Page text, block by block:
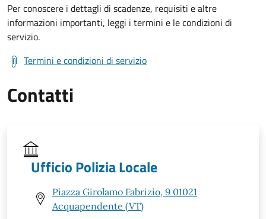
Per conoscere i dettagli di scadenze, requisiti e altre
informazioni importanti, leggi i termini e le condizioni di
servizio.
Termini e condizioni di servizio
Contatti
Ufficio Polizia Locale
Piazza Girolamo Fabrizio, 9 01021
Acquapendente (VT)